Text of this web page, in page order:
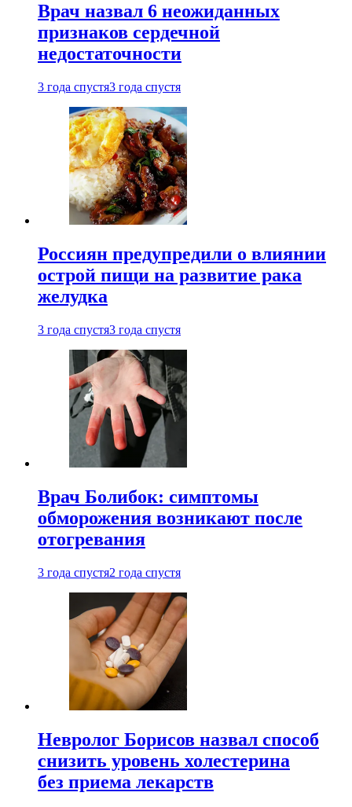
Врач назвал 6 неожиданных
признаков сердечной
недостаточности
3 года спустя3 года спустя
Россиян предупредили о влиянии
острой пищи на развитие рака
желудка
3 года спустя3 года спустя
Врач Болибок: симптомы
обморожения возникают после
отогревания
3 года спустя2 года спустя
Невролог Борисов назвал способ
снизить уровень холестерина
без приема лекарств